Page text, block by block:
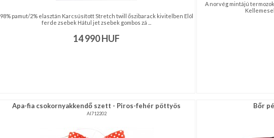
98% pamut/2% elasztán Karcsúsított Stretch twill őszibarack kivitelben Elöl
ferde zsebek Hátul jet zsebek gombos zá ...
14 990HUF
A norvég mintájú
Apa-fia csokornyakkendő szett - Piros-fehér pöttyös
AI712202
Bőr